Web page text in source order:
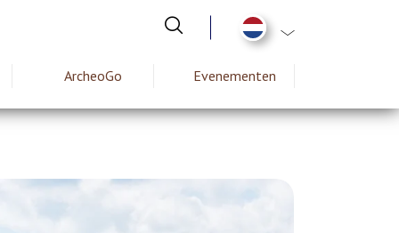
Aanvullende
ArcheoGo
Evenementen